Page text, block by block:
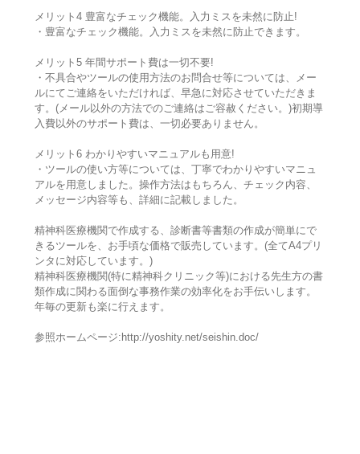
メリット4 豊富なチェック機能。入力ミスを未然に防止!
・豊富なチェック機能。入力ミスを未然に防止できます。
メリット5 年間サポート費は一切不要!
・不具合やツールの使用方法のお問合せ等については、メー
ルにてご連絡をいただければ、早急に対応させていただきま
す。(メール以外の方法でのご連絡はご容赦ください。)初期導
入費以外のサポート費は、一切必要ありません。
メリット6 わかりやすいマニュアルも用意!
・ツールの使い方等については、丁寧でわかりやすいマニュ
アルを用意しました。操作方法はもちろん、チェック内容、
メッセージ内容等も、詳細に記載しました。
精神科医療機関で作成する、診断書等書類の作成が簡単にで
きるツールを、お手頃な価格で販売しています。(全てA4プリ
ンタに対応しています。)
精神科医療機関(特に精神科クリニック等)における先生方の書
類作成に関わる面倒な事務作業の効率化をお手伝いします。
年毎の更新も楽に行えます。
参照ホームページ:http://yoshity.net/seishin.doc/